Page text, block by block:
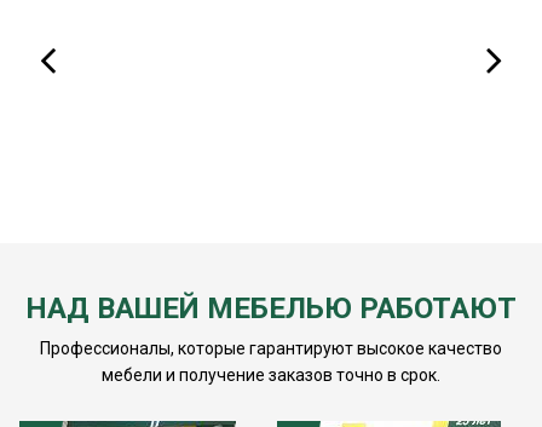
НАД ВАШЕЙ МЕБЕЛЬЮ РАБОТАЮТ
Профессионалы, которые гарантируют высокое качество
мебели и получение заказов точно в срок.